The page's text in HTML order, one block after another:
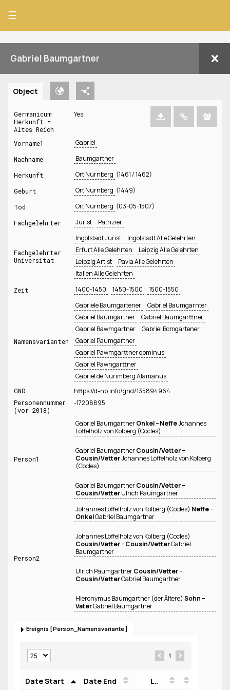
☰
Gabriel Baumgartner
Object
Germanicum
Herkunft =
Altes Reich
Yes
Vorname1 Gabriel
Nachname Baumgartner
Herkunft Ort Nürnberg (1461 / 1462)
Geburt Ort Nürnberg (1449)
Tod Ort Nürnberg (03-05-1507)
Fachgelehrter Jurist Patrizier
Fachgelehrter
Universität
Ingolstadt Jurist
Ingolstadt Alle Gelehrten
Erfurt Alle Gelehrten
Leipzig Alle Gelehrten
Leipzig Artist
Pavia Alle Gelehrten
Italien Alle Gelehrten
Zeit 1400-1450 1450-1500 1500-1550
Namensvarianten
Gabriele Baumgartener
Gabriel Baumgarnter
Gabriel Baumgartner
Gabriel Baumgarttner
Gabriel Bawmgartner
Gabriel Bomgartener
Gabriel Paumgartner
Gabriel Pawmgarttner dominus
Gabriel Pawngarttner
Gabriel de Nurimberg Alamanus
GND https://d-nb.info/gnd/135894964
Personennummer
(vor 2018)
-17208895
Person1
Gabriel BaumgartnerOnkel − NeffeJohannes
Löffelholz von Kolberg (Cocles)
Gabriel BaumgartnerCousin/Vetter −
Cousin/VetterJohannes Löffelholz von Kolberg
(Cocles)
Gabriel BaumgartnerCousin/Vetter −
Cousin/VetterUlrich Paumgartner
Person2
Johannes Löffelholz von Kolberg (Cocles) Neffe −
OnkelGabriel Baumgartner
Johannes Löffelholz von Kolberg (Cocles)
Cousin/Vetter − Cousin/VetterGabriel
Baumgartner
Ulrich PaumgartnerCousin/Vetter −
Cousin/VetterGabriel Baumgartner
Hieronymus Baumgartner (der Ältere) Sohn −
VaterGabriel Baumgartner
Ereignis Person_Namensvariante
1
Date Start Date End Location Person
Funktion